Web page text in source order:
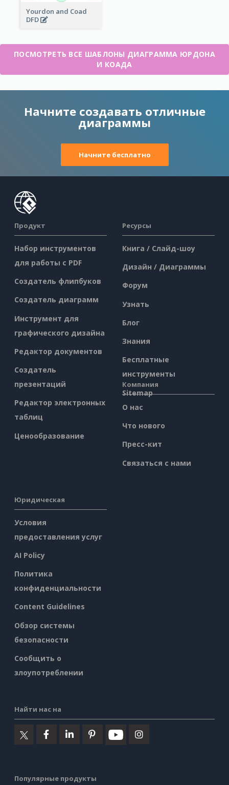
Yourdon and Coad
DFD
ПОСМОТРЕТЬ ВСЕ ШАБЛОНЫ ДИАГРАММА ЮРДОНА
И КОАДА
Начните создавать отличные
диаграммы
Начните бесплатно
Продукт
Набор инструментов
для работы с PDF
Создатель флипбуков
Создатель диаграмм
Инструмент для
графического дизайна
Редактор документов
Создатель
презентаций
Редактор электронных
таблиц
Ценообразование
Ресурсы
Книга / Слайд-шоу
Дизайн / Диаграммы
Форум
Узнать
Блог
Знания
Бесплатные
инструменты
Sitemap
Компания
О нас
Что нового
Пресс-кит
Связаться с нами
Юридическая
Условия
предоставления услуг
AI Policy
Политика
конфиденциальности
Content Guidelines
Обзор системы
безопасности
Сообщить о
злоупотреблении
Найти нас на
Популярные продукты